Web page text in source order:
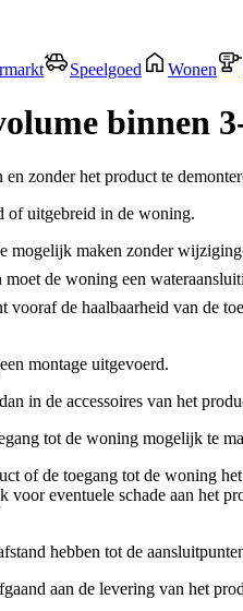
Speelgoed Wonen
binnen
zonder het product te
of uitgebreid in de woning.
mogelijk maken zonder
de woning een
de haalbaarheid van de
montage uitgevoerd.
in de accessoires van het
tot de woning mogelijk te
of de toegang tot de woning
voor eventuele schade aan
hebben tot de
aan de levering van het